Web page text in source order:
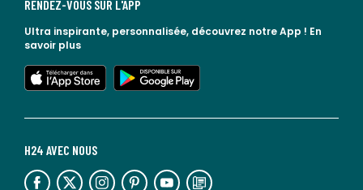
H24 AVEC NOUS
lien vers l'espace réseaux sociaux lien vers l'espace réseaux sociaux lien vers l'espace réseaux sociaux lien vers l'espace réseaux sociaux lien vers l'espace réseaux sociaux lien vers le blog la redoute
RENDEZ-VOUS SUR L'APP
Ultra inspirante, personnalisée, découvrez notre App ! En
savoir plus
lien vers l'app store
lien vers google play